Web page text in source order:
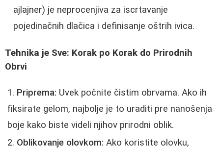
ajlajner) je neprocenjiva za iscrtavanje
pojedinačnih dlačica i definisanje oštrih ivica.
Tehnika je Sve: Korak po Korak do Prirodnih
Obrvi
Priprema: Uvek počnite čistim obrvama. Ako ih
fiksirate gelom, najbolje je to uraditi pre nanošenja
boje kako biste videli njihov prirodni oblik.
Oblikovanje olovkom: Ako koristite olovku,